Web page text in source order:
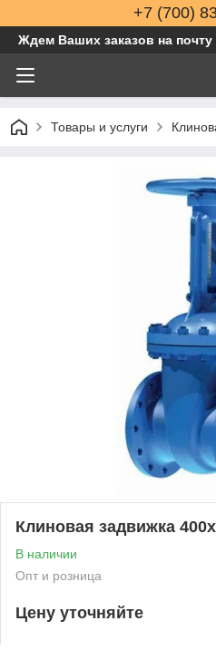
+7 (700)
Ждем Ваших заказов на
Товары и услуги
Клиновая задвижка
В наличии
Опт и розница
Цену уточняйте